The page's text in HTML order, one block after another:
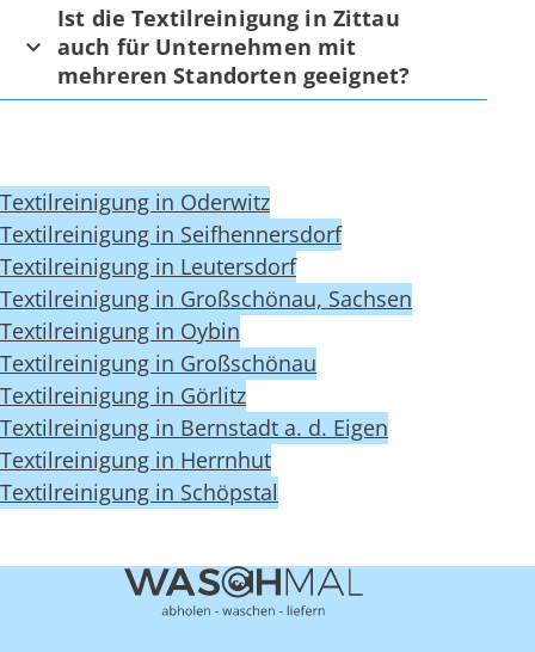
Ist die Textilreinigung in Zittau
auch für Unternehmen mit
mehreren Standorten geeignet?
Textilreinigung in Oderwitz
Textilreinigung in Seifhennersdorf
Textilreinigung in Leutersdorf
Textilreinigung in Großschönau, Sachsen
Textilreinigung in Oybin
Textilreinigung in Großschönau
Textilreinigung in Görlitz
Textilreinigung in Bernstadt a. d. Eigen
Textilreinigung in Herrnhut
Textilreinigung in Schöpstal